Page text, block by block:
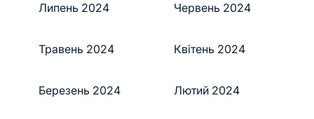
Липень 2024 Червень 2024
Травень 2024 Квітень 2024
Березень 2024 Лютий 2024